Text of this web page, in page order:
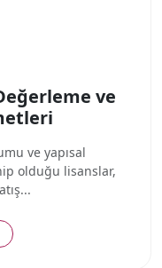
ve
ve yapısal
olduğu lisanslar,